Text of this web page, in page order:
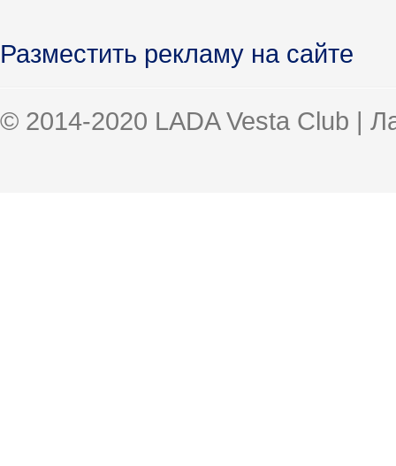
Разместить рекламу на сайте
© 2014-2020 LADA Vesta Club |